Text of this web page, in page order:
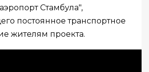
Стамбула",
постоянное транспортное
жителям проекта.